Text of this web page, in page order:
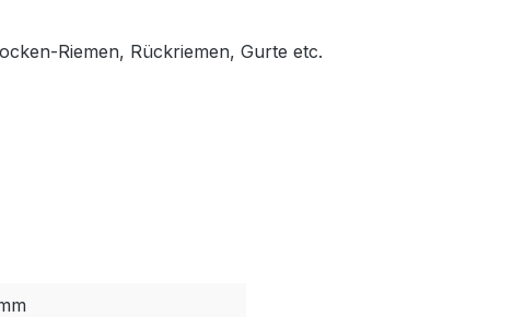
Riemen, Rückriemen, Gurte etc.